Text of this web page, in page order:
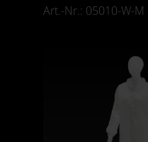
Art.-Nr.: 05010-W-M